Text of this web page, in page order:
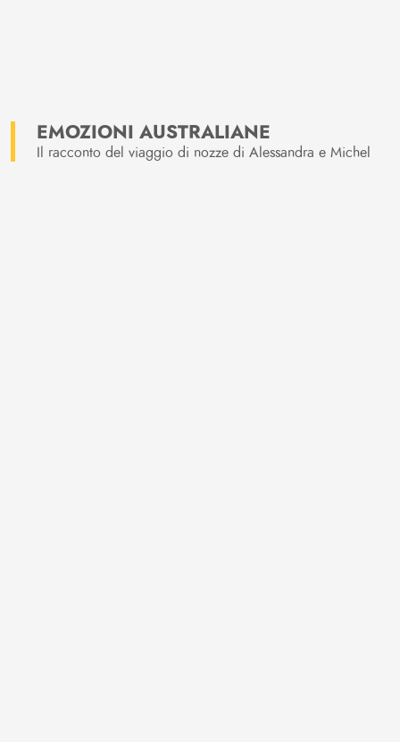
EMOZIONI AUSTRALIANE
Il racconto del viaggio di nozze di Alessandra e Michel